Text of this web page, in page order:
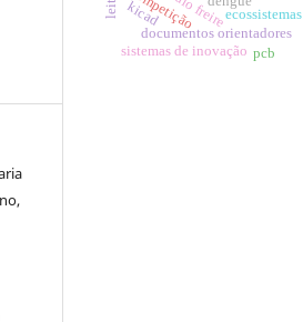
documentos orientadores
sistemas de inovação
ecossistemas
pcb
kicad